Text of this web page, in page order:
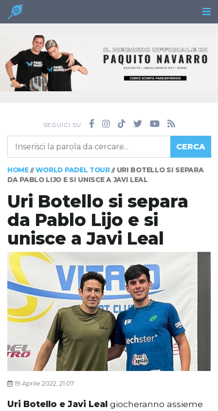
SEGUICI SU
CERCA
HOME// WORLD PADEL TOUR// URI BOTELLO SI SEPARA
DA PABLO LIJO E SI UNISCE A JAVI LEAL
Uri Botello si separa
da Pablo Lijo e si
unisce a Javi Leal
19 Aprile 2022, 21:07
Uri Botello e Javi Leal giocheranno assieme